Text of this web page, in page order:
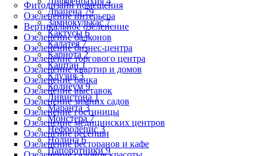
Фитодизайн помещения
Озеленение интерьера
Вертикальное озеленение
Озеленение балконов
Озеленение бизнес-центра
Озеленение торгового центра
Озеленение квартир и домов
Озеленение банка
Озеленение выставок
Озеленение зимних садов
Озеленение гостиницы
Озеленение медицинских центров
Озеленение ресепшн
Озеленение ресторанов и кафе
Драцена 79
Замиокулькас 7
Кактусы 6
Калатея 7
Кариота 2
Каштан 1
Клузия 3
Кодиеум 9
Ливистона 1
Маранта 3
Монстера 7
Нефролепис 3
Нолина 6
Папоротники 9